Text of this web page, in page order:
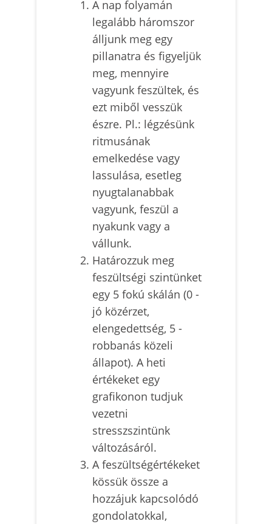
A nap folyamán
legalább háromszor
álljunk meg egy
pillanatra és figyeljük
meg, mennyire
vagyunk feszültek, és
ezt miből vesszük
észre. Pl.: légzésünk
ritmusának
emelkedése vagy
lassulása, esetleg
nyugtalanabbak
vagyunk, feszül a
nyakunk vagy a
vállunk.
Határozzuk meg
feszültségi szintünket
egy 5 fokú skálán (0 -
jó közérzet,
elengedettség, 5 -
robbanás közeli
állapot). A heti
értékeket egy
grafikonon tudjuk
vezetni
stresszszintünk
változásáról.
A feszültségértékeket
kössük össze a
hozzájuk kapcsolódó
gondolatokkal,